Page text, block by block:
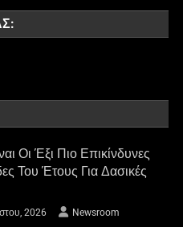
Οι Έξι Πιο Επικίνδυνες
Του Έτους Για Δασικές
2026 Newsroom